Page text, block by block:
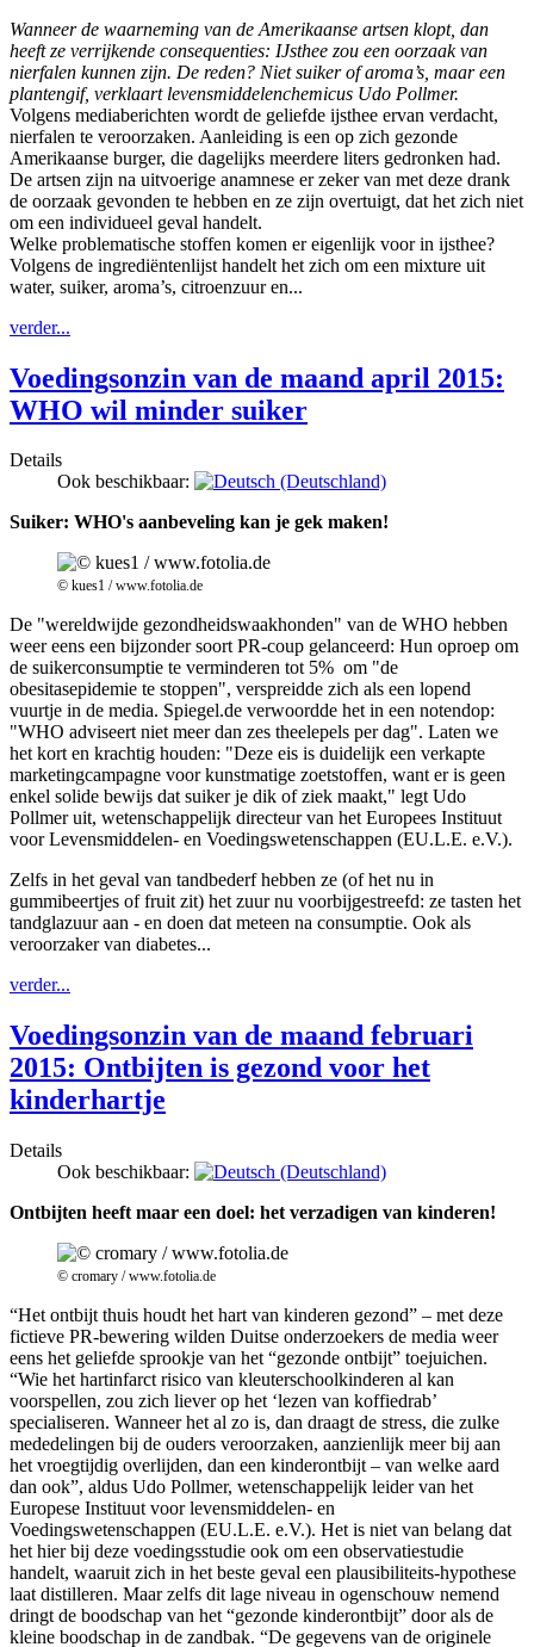
Wanneer de waarneming van de Amerikaanse artsen klopt, dan
heeft ze verrijkende consequenties: IJsthee zou een oorzaak van
nierfalen kunnen zijn. De reden? Niet suiker of aroma’s, maar een
plantengif, verklaart levensmiddelenchemicus Udo Pollmer.
Volgens mediaberichten wordt de geliefde ijsthee ervan verdacht,
nierfalen te veroorzaken. Aanleiding is een op zich gezonde
Amerikaanse burger, die dagelijks meerdere liters gedronken had.
De artsen zijn na uitvoerige anamnese er zeker van met deze drank
de oorzaak gevonden te hebben en ze zijn overtuigt, dat het zich niet
om een individueel geval handelt.
Welke problematische stoffen komen er eigenlijk voor in ijsthee?
Volgens de ingrediëntenlijst handelt het zich om een mixture uit
water, suiker, aroma’s, citroenzuur en...
verder...
Voedingsonzin van de maand april 2015:
WHO wil minder suiker
Details
Ook beschikbaar:
Suiker: WHO's aanbeveling kan je gek maken!
© kues1 / www.fotolia.de
De "wereldwijde gezondheidswaakhonden" van de WHO hebben
weer eens een bijzonder soort PR-coup gelanceerd: Hun oproep om
de suikerconsumptie te verminderen tot 5% om "de
obesitasepidemie te stoppen", verspreidde zich als een lopend
vuurtje in de media. Spiegel.de verwoordde het in een notendop:
"WHO adviseert niet meer dan zes theelepels per dag". Laten we
het kort en krachtig houden: "Deze eis is duidelijk een verkapte
marketingcampagne voor kunstmatige zoetstoffen, want er is geen
enkel solide bewijs dat suiker je dik of ziek maakt," legt Udo
Pollmer uit, wetenschappelijk directeur van het Europees Instituut
voor Levensmiddelen- en Voedingswetenschappen (EU.L.E. e.V.).
Zelfs in het geval van tandbederf hebben ze (of het nu in
gummibeertjes of fruit zit) het zuur nu voorbijgestreefd: ze tasten het
tandglazuur aan - en doen dat meteen na consumptie. Ook als
veroorzaker van diabetes...
verder...
Voedingsonzin van de maand februari
2015: Ontbijten is gezond voor het
kinderhartje
Details
Ook beschikbaar:
Ontbijten heeft maar een doel: het verzadigen van kinderen!
© cromary / www.fotolia.de
“Het ontbijt thuis houdt het hart van kinderen gezond” – met deze
fictieve PR-bewering wilden Duitse onderzoekers de media weer
eens het geliefde sprookje van het “gezonde ontbijt” toejuichen.
“Wie het hartinfarct risico van kleuterschoolkinderen al kan
voorspellen, zou zich liever op het ‘lezen van koffiedrab’
specialiseren. Wanneer het al zo is, dan draagt de stress, die zulke
mededelingen bij de ouders veroorzaken, aanzienlijk meer bij aan
het vroegtijdig overlijden, dan een kinderontbijt – van welke aard
dan ook”, aldus Udo Pollmer, wetenschappelijk leider van het
Europese Instituut voor levensmiddelen- en
Voedingswetenschappen (EU.L.E. e.V.). Het is niet van belang dat
het hier bij deze voedingsstudie ook om een observatiestudie
handelt, waaruit zich in het beste geval een plausibiliteits-hypothese
laat distilleren. Maar zelfs dit lage niveau in ogenschouw nemend
dringt de boodschap van het “gezonde kinderontbijt” door als de
kleine boodschap in de zandbak. “De gegevens van de originele